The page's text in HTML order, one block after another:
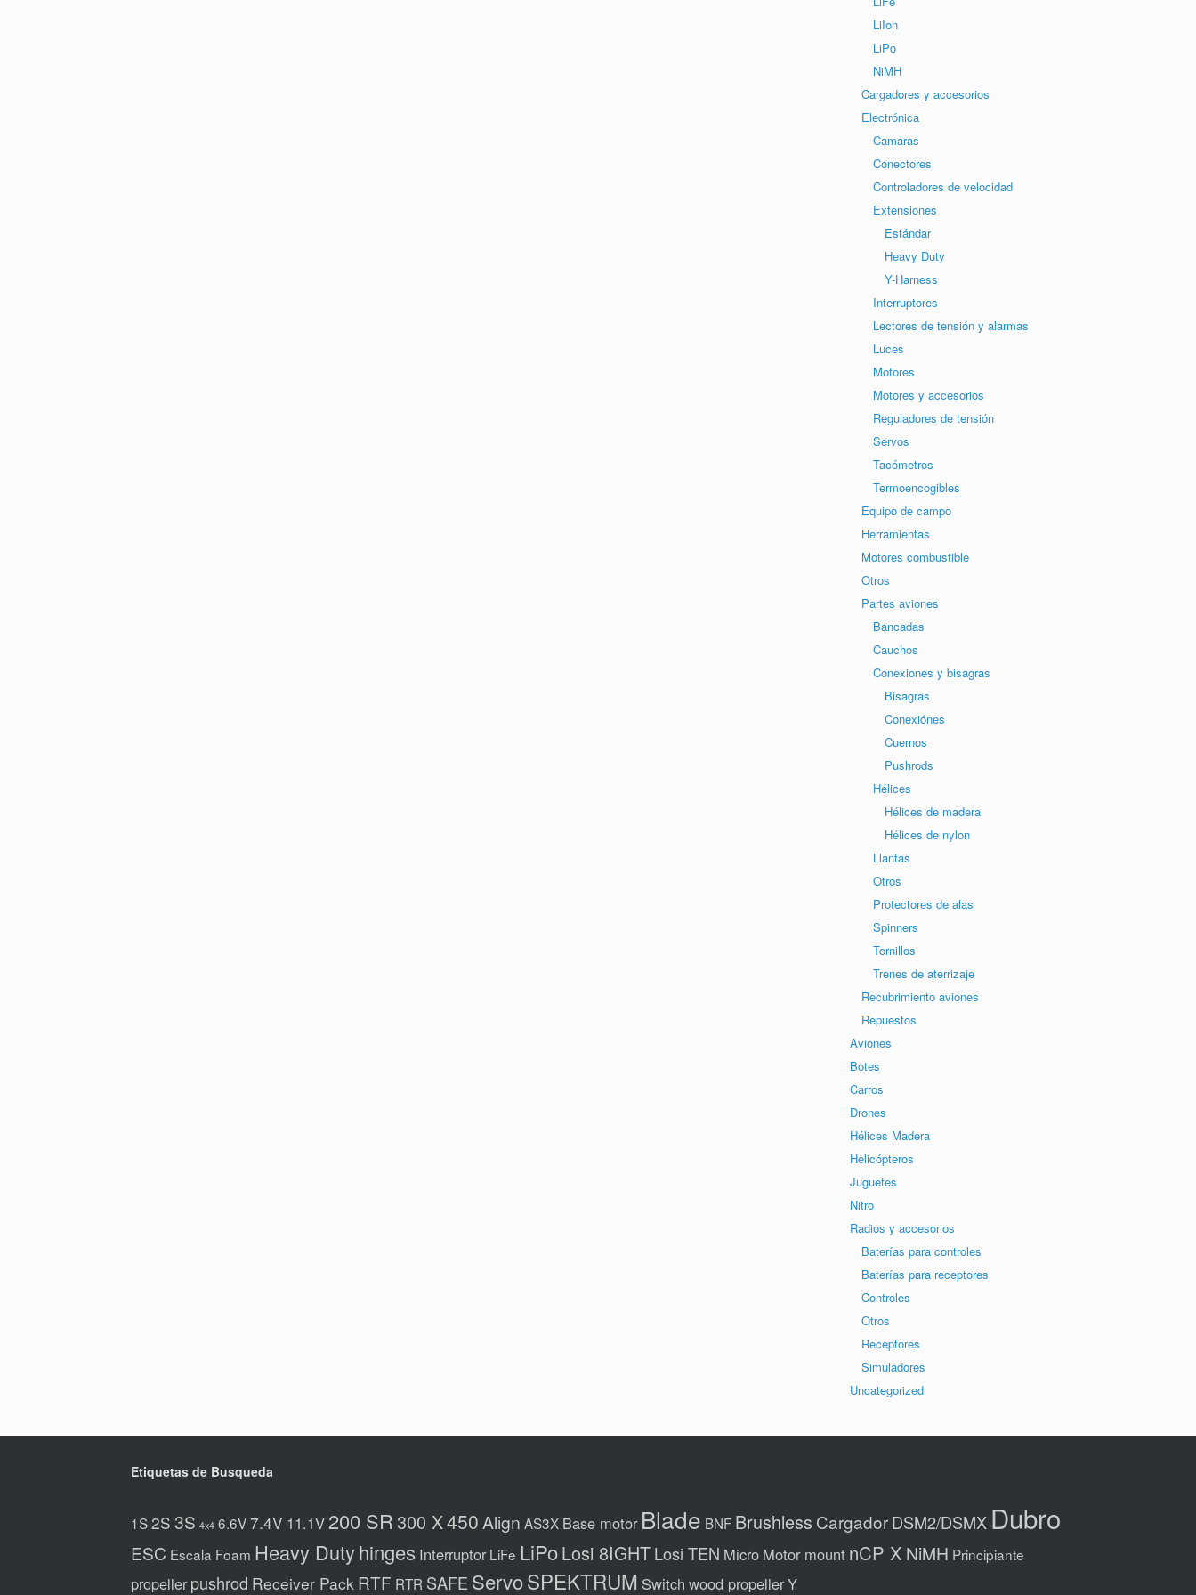
LiIon
LiPo
NiMH
Cargadores y accesorios
Electrónica
Camaras
Conectores
Controladores de velocidad
Extensiones
Estándar
Heavy Duty
Y-Harness
Interruptores
Lectores de tensión y alarmas
Luces
Motores
Motores y accesorios
Reguladores de tensión
Servos
Tacómetros
Termoencogibles
Equipo de campo
Herramientas
Motores combustible
Otros
Partes aviones
Bancadas
Cauchos
Conexiones y bisagras
Bisagras
Conexiónes
Cuernos
Pushrods
Hélices
Hélices de madera
Hélices de nylon
Llantas
Otros
Protectores de alas
Spinners
Tornillos
Trenes de aterrizaje
Recubrimiento aviones
Repuestos
Aviones
Botes
Carros
Drones
Hélices Madera
Helicópteros
Juguetes
Nitro
Radios y accesorios
Baterías para controles
Baterías para receptores
Controles
Otros
Receptores
Simuladores
Uncategorized
Etiquetas de Busqueda
1S2S 3S 4x4 6.6V7.4V 11.1V 200 SR300 X450Align AS3X Base motor Blade BNF Brushless CargadorDSM2/DSMX Dubro
ESC Escala Foam Heavy Dutyhinges Interruptor LiFe LiPoLosi 8IGHTLosi TEN Micro Motor mount nCP X NiMH Principiante
propeller pushrod Receiver Pack RTF RTR SAFE ServoSPEKTRUM Switch wood propellerY